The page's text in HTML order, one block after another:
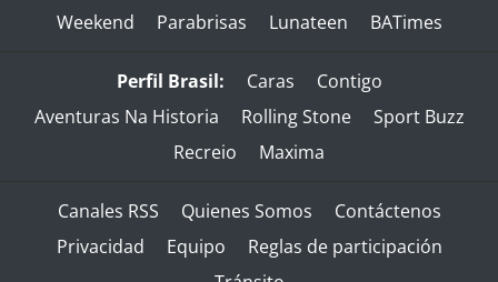
Weekend
Parabrisas Lunateen BATimes
Perfil Brasil: Caras
Contigo
Aventuras Na Historia
Rolling Stone
Sport Buzz
Recreio
Maxima
Canales RSS Quienes Somos
Contáctenos
Privacidad
Equipo
Reglas de participación